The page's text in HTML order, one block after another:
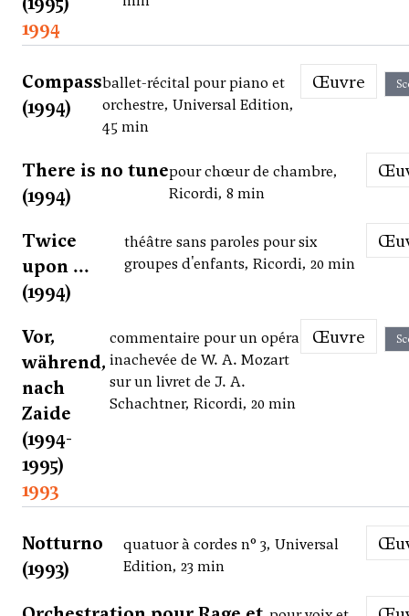
1994
Compass
(1994)
ballet-récital pour piano et
orchestre, Universal Edition,
45 min
Œuvre
There is no tune
(1994)
pour chœur de chambre,
Ricordi, 8 min
Twice
upon ...
(1994)
théâtre sans paroles pour six
groupes d'enfants, Ricordi, 20 min
Vor,
während,
nach
Zaide
(1994-
1995)
commentaire pour un opéra
inachevée de W. A. Mozart
sur un livret de J. A.
Schachtner, Ricordi, 20 min
Œuvre
1993
Notturno
(1993)
quatuor à cordes n° 3, Universal
Edition, 23 min